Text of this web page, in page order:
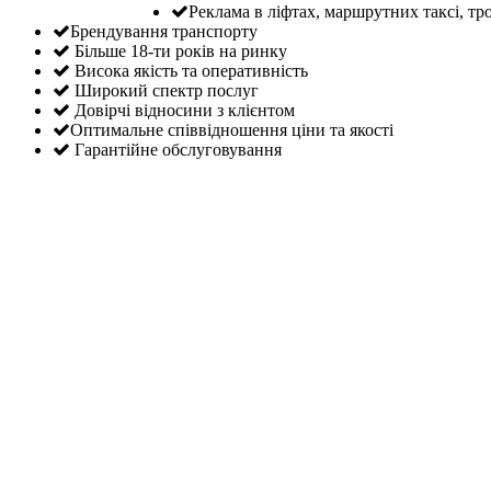
Реклама в ліфтах, маршрутних таксі,
Брендування транспорту
Більше 18-ти років на ринку
Висока якість та оперативність
Широкий спектр послуг
Довірчі відносини з клієнтом
Оптимальне співвідношення ціни та якості
Гарантійне обслуговування